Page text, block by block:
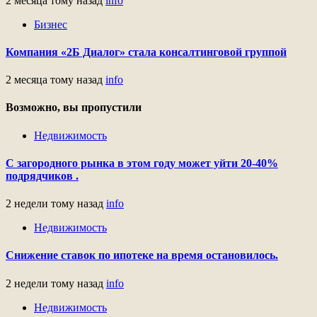
Бизнес
Компания «2Б Диалог» стала консалтинговой группой
2 месяца тому назад info
Возможно, вы пропустили
Недвижимость
С загородного рынка в этом году может уйти 20-40%
подрядчиков .
2 недели тому назад info
Недвижимость
Снижение ставок по ипотеке на время остановилось.
2 недели тому назад info
Недвижимость